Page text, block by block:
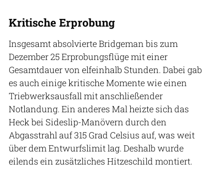
Kritische Erprobung
Insgesamt absolvierte Bridgeman bis zum
Dezember 25 Erprobungsflüge mit einer
Gesamtdauer von elfeinhalb Stunden. Dabei gab
es auch einige kritische Momente wie einen
Triebwerksausfall mit anschließender
Notlandung. Ein anderes Mal heizte sich das
Heck bei Sideslip-Manövern durch den
Abgasstrahl auf 315 Grad Celsius auf, was weit
über dem Entwurfslimit lag. Deshalb wurde
eilends ein zusätzliches Hitzeschild montiert.